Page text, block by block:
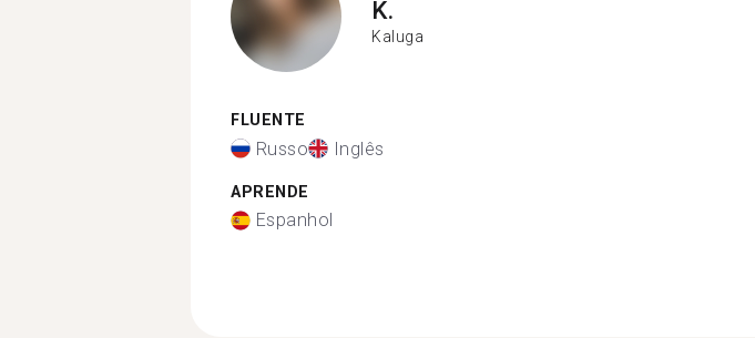
K.
Kaluga
FLUENTE
Russo Inglês
APRENDE
Espanhol